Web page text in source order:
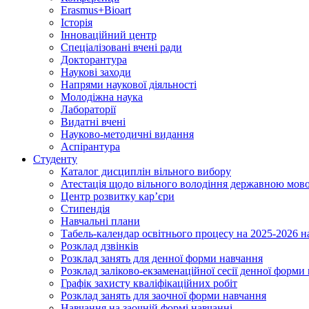
Erasmus+Bioart
Історія
Інноваційний центр
Спеціалізовані вчені ради
Докторантура
Наукові заходи
Напрями наукової діяльності
Молодіжна наука
Лабораторії
Видатні вчені
Науково-методичні видання
Аспірантура
Студенту
Каталог дисциплін вільного вибору
Атестація щодо вільного володіння державною
Центр розвитку кар’єри
Стипендія
Навчальні плани
Табель-календар освітнього процесу на 2025-2026
Розклад дзвінків
Розклад занять для денної форми навчання
Розклад заліково-екзаменаційної сесії денної
Графік захисту кваліфікаційних робіт
Розклад занять для заочної форми навчання